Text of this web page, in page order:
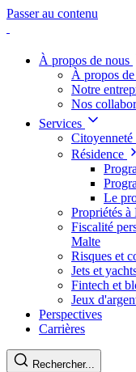
Passer au contenu
À propos de nous
À propos
Notre
Nos
Services
Citoyenneté
Résidence
Le
Propriétés à
Fiscalité
Malte
Risques et
Jets et
Fintech et
Jeux
Perspectives
Carrières
Rechercher...